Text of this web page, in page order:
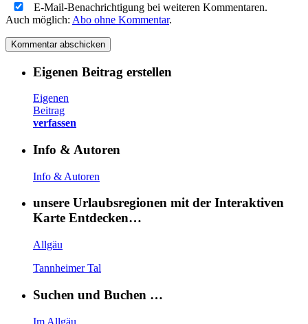
E-Mail-Benachrichtigung bei weiteren Kommentaren.
Auch möglich: Abo ohne Kommentar.
Eigenen Beitrag erstellen
Eigenen
Beitrag
verfassen
Info & Autoren
Info & Autoren
unsere Urlaubsregionen mit der Interaktiven
Karte Entdecken…
Allgäu
Tannheimer Tal
Suchen und Buchen …
Im Allgäu